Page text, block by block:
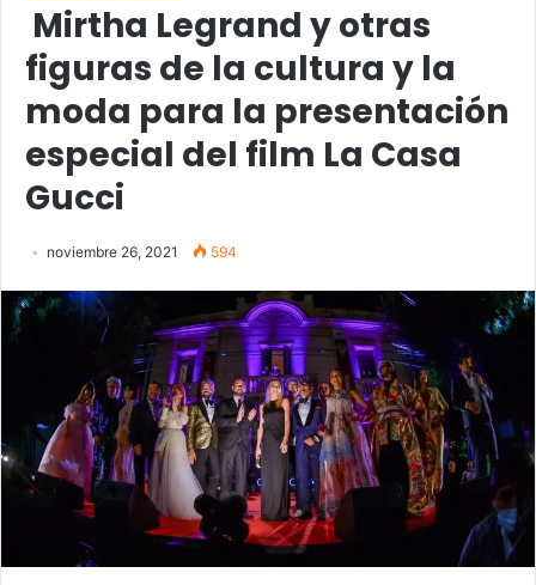
Mirtha Legrand y otras
figuras de la cultura y la
moda para la presentación
especial del film La Casa
Gucci
noviembre 26, 2021 594